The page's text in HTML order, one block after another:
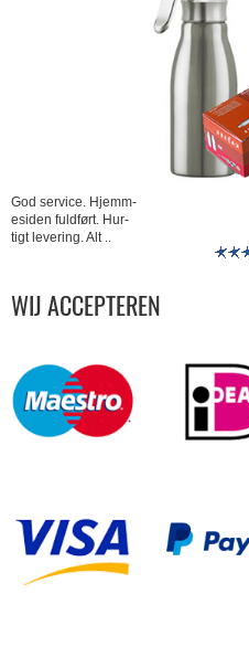
God service. Hjemm-
esiden fuldført. Hur-
tigt levering. Alt ..
WIJ ACCEPTEREN